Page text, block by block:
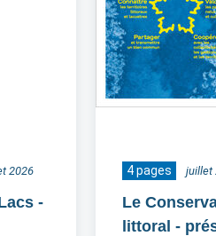
2026
-
4 pages juillet
Le
littoral -